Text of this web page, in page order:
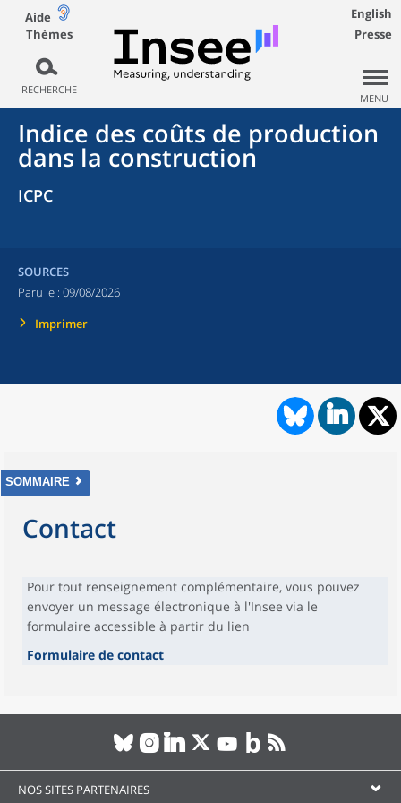
Aide
Thèmes
RECHERCHE
English
Presse
MENU
Indice des coûts de production
dans la construction
ICPC
SOURCES
Paru le : 09/08/2026
Imprimer
SOMMAIRE
Contact
Pour tout renseignement complémentaire, vous pouvez
envoyer un message électronique à l'Insee via le
formulaire accessible à partir du lien
Formulaire de contact
NOS SITES PARTENAIRES